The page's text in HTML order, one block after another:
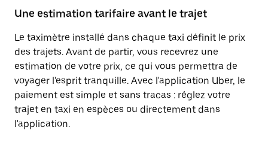
Une estimation tarifaire avant le trajet
Le taximètre installé dans chaque taxi définit le prix
des trajets. Avant de partir, vous recevrez une
estimation de votre prix, ce qui vous permettra de
voyager l'esprit tranquille. Avec l'application Uber, le
paiement est simple et sans tracas : réglez votre
trajet en taxi en espèces ou directement dans
l'application.